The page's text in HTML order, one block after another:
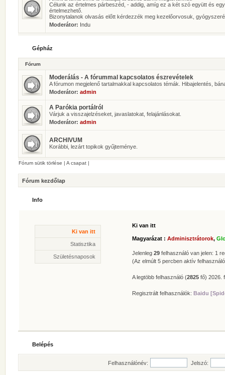
Célunk az értelmes párbeszéd, - addig, amíg ez a két szó együtt és
értelmezhető.
Bizonytalanok olvasás előtt kérdezzék meg kezelőorvosuk,
Moderátor: Indu
Gépház
Fórum
Moderálás - A fórummal kapcsolatos észrevételek
A fórumon megjelenő tartalmakkal kapcsolatos témák. Hibajelentés,
Moderátor: admin
A Parókia portálról
Várjuk a visszajelzéseket, javaslatokat, felajánlásokat.
Moderátor: admin
ARCHIVUM
Korábbi, lezárt topikok gyűjteménye.
Fórum sütik törlése | A csapat |
Fórum kezdőlap
Info
Ki van itt
Ki van itt
Magyarázat : Adminisztrátorok,
Jelenleg 29 felhasználó van jelen: 1
(Az elmúlt 5 percben aktív
A legtöbb felhasználó (2825 fő) 2026.
Regisztrált felhasználók: Baidu
Statisztika
Statisztika
* Hozzászólások száma:
62625
* Témák száma:
* Felhasználók száma: 606
* Legújabb regisztrált tagunk:Zolee
Születésnaposok
Belépés
Felhasználónév: Jelszó: